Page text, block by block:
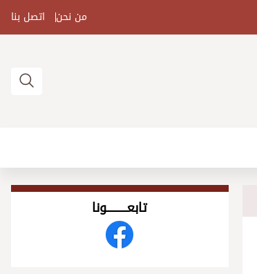
من نحن اتصل بنا
تابعــــــــــونا